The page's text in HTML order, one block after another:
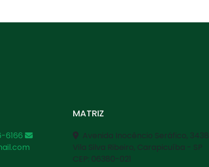
6166
MATRIZ
Avenida Inocêncio Seráfico, 3438
Vila Silva Ribeiro, Carapicuíba - SP
CEP: 06380-021